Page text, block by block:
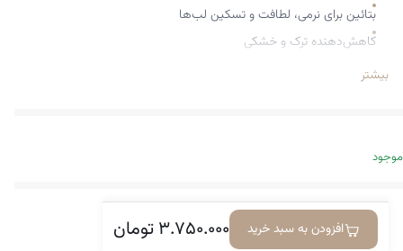
بتائین برای نرمی، لطافت و تسکین لب‌ها
کاهش‌دهنده ترک و خشکی
حاوی آمینواسیدها برای بازسازی لب‌های ترک‌خورده
در بسته‌بندی کاربردی و خاص
بیشتر
موجود
۳.۷۵۰.۰۰۰تومان افزودن به سبد خریدمعرفی کالا دیدگاه‌ها